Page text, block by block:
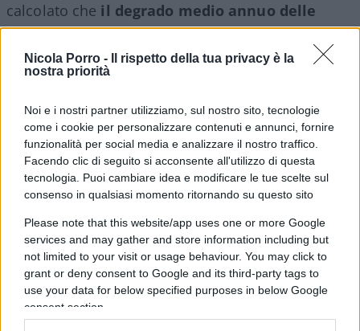
Nicola Porro -
Il rispetto della tua privacy è la
nostra priorità
Noi e i nostri partner utilizziamo, sul nostro sito, tecnologie
come i cookie per personalizzare contenuti e annunci, fornire
funzionalità per social media e analizzare il nostro traffico.
Facendo clic di seguito si acconsente all'utilizzo di questa
tecnologia. Puoi cambiare idea e modificare le tue scelte sul
consenso in qualsiasi momento ritornando su questo sito
Please note that this website/app uses one or more Google
services and may gather and store information including but
not limited to your visit or usage behaviour. You may click to
grant or deny consent to Google and its third-party tags to
use your data for below specified purposes in below Google
consent section.
calcolato che il degrado medio annuo delle
batterie dei veicoli elettrici è pari al 2,3%.
Questo significa che un’auto vecchia di dieci anni
deve considerare la perdita di circa un quarto
autonomia generale. Il degrado dipende dalla
potenza con cui viene caricata l’automobile e dalla
frequenza di accesso alle colonnine in corrente
continua.
Secondo le analisi del club tedesco ADAC, che
spesso svolge meticolosi test sul campo al
servizio degli automobilisti, i consumi invernali
possono aumentare in media del 70%, con picchi